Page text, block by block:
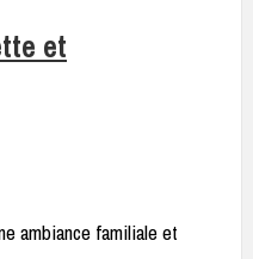
et
ambiance familiale et